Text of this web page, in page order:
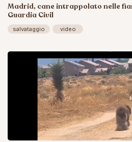
Madrid, cane intrappolato nelle
Guardia Civil
salvataggio video